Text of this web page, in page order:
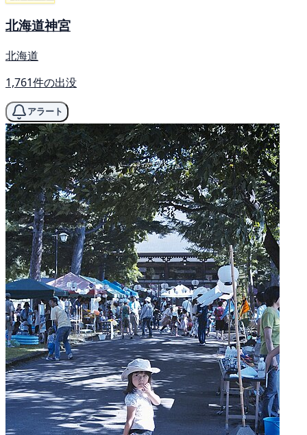
北海道神宮
北海道
1,761件の出没
アラート